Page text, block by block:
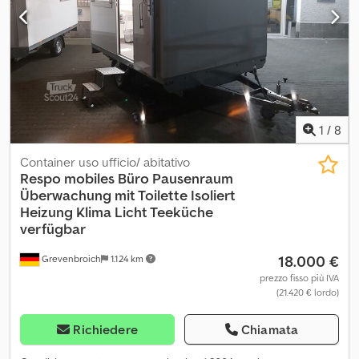
lucido
1 / 8
Grevenbroich 1.124 km
Container uso ufficio/ abitativo
Respo mobiles Büro Pausenraum
Überwachung mit Toilette Isoliert
Heizung Klima Licht Teeküche
verfügbar
18.000 €
prezzo fisso più IVA
(21.420 € lordo)
Richiedere Chiamata